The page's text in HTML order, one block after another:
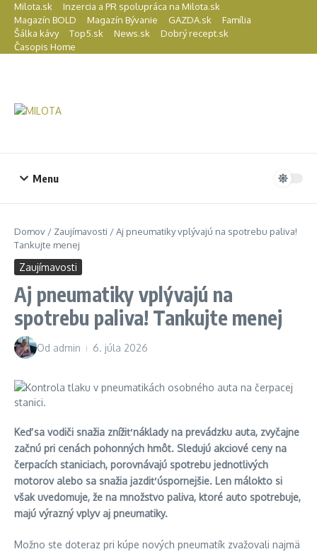
Preskočiť na obsah
Milota.sk
Inzercia a PR spolupráca na Milota.sk
Magazín BOLD
Magazín Bývanie GAZDA.sk
Família
Šálka kávy
Top5.sk News.sk
Dobrý recept.sk
Časopis Home
Menu
Domov / Zaujímavosti /Aj pneumatiky vplývajú na spotrebu paliva!
Tankujte menej
Zaujímavosti
Aj pneumatiky vplývajú na
spotrebu paliva! Tankujte menej
Od admin 6. júla 2026
Keď sa vodiči snažia znížiť náklady na prevádzku auta, zvyčajne
začnú pri cenách pohonných hmôt. Sledujú akciové ceny na
čerpacích staniciach, porovnávajú spotrebu jednotlivých
motorov alebo sa snažia jazdiť úspornejšie. Len málokto si
však uvedomuje, že na množstvo paliva, ktoré auto spotrebuje,
majú výrazný vplyv aj pneumatiky.
Možno ste doteraz pri kúpe nových pneumatík zvažovali najmä